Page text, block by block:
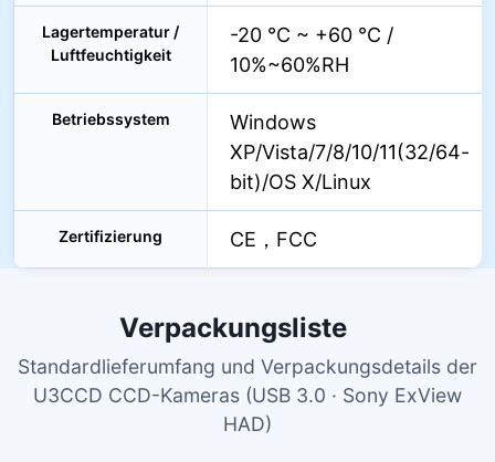
Lagertemperatur /
Luftfeuchtigkeit
-20 °C ~ +60 °C /
10%~60%RH
Betriebssystem
Windows
XP/Vista/7/8/10/11(32/64-
bit)/OS X/Linux
Zertifizierung CE，FCC
Verpackungsliste
Standardlieferumfang und Verpackungsdetails der
U3CCD CCD-Kameras (USB 3.0 · Sony ExView
HAD)